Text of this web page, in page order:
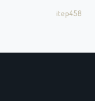
itep458